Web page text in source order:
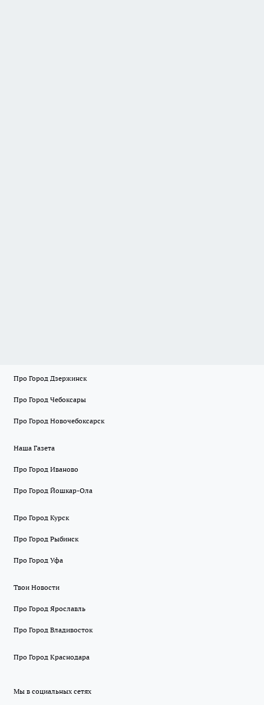
Про Город Дзержинск
Про Город Чебоксары
Про Город Новочебоксарск
Наша Газета
Про Город Иваново
Про Город Йошкар-Ола
Про Город Курск
Про Город Рыбинск
Про Город Уфа
Твои Новости
Про Город Ярославль
Про Город Владивосток
Про Город Краснодара
Мы в социальных сетях